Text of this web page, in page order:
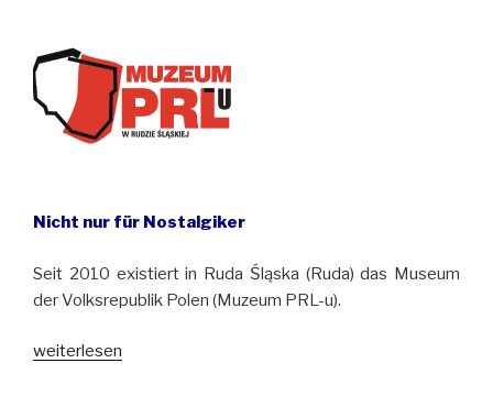
Benediktinermönch“
Nicht nur für Nostalgiker
Seit 2010 existiert in Ruda Śląska (Ruda) das Museum
der Volksrepublik Polen (Muzeum PRL-u).
„Untypische
weiterlesen